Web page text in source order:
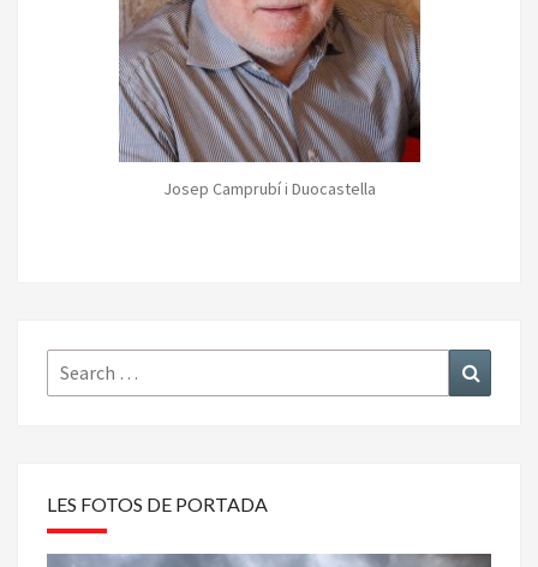
Josep Camprubí i Duocastella
Search
for:
LES FOTOS DE PORTADA